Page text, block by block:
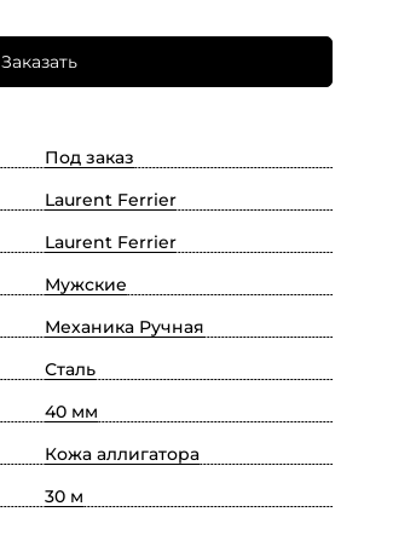
Заказать
Под заказ
Laurent Ferrier
Laurent Ferrier
Мужские
Механика Ручная
Сталь
40 мм
Кожа аллигатора
30 м